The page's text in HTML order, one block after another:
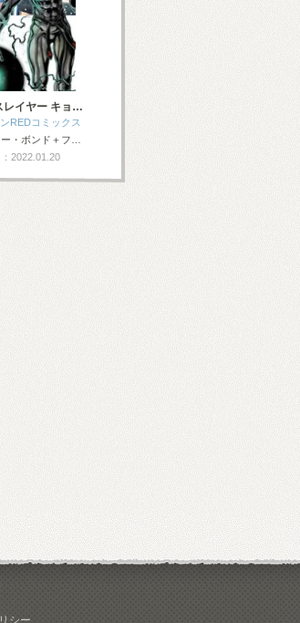
レイヤー キョ…
REDコミックス
・ボンド＋フ…
2022.01.20
シー